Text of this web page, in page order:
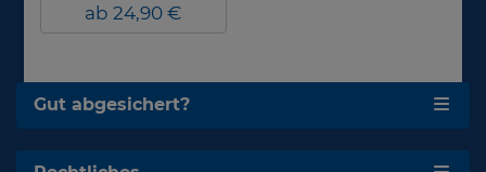
ab 24,90 €
Gut abgesichert?